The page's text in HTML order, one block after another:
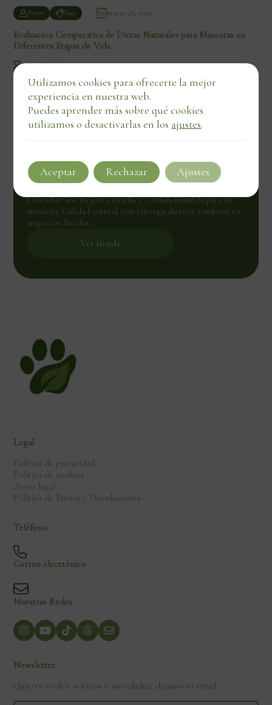
Autor Tags marzo 26, 2026
Evaluación Comparativa de Dietas Naturales para Mascotas en
Diferentes Etapas de Vida
7 min de lectura
Natural para tu mascota
Descubre los mejores snacks y comida húmeda para tu
mascota. Calidad natural con entrega directa, también en
negocios locales.
Ver tienda
Legal
Política de privacidad
Política de cookies
Aviso legal
Política de Envíos y Devoluciones
Teléfono
Correo electrónico
Nuestras Redes
Newsletter
Quieres recibir noticias y novedades, dejanos tu email.
Utilizamos cookies para ofrecerte la mejor
experiencia en nuestra web.
Puedes aprender más sobre qué cookies
utilizamos o desactivarlas en los ajustes.
Aceptar Rechazar Ajustes